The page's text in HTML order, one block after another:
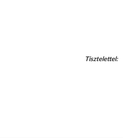
Tisztelettel: